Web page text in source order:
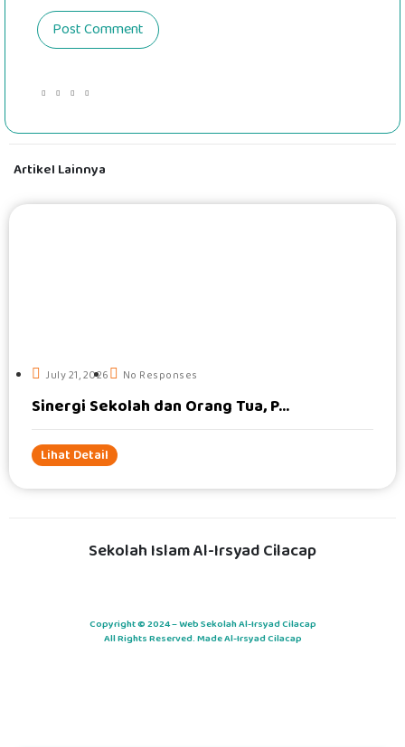
Artikel Lainnya
July 21, 2026 No Responses
Sinergi Sekolah dan Orang Tua, P...
Lihat Detail
Sekolah Islam Al-Irsyad Cilacap
Copyright © 2024 – Web Sekolah Al-Irsyad Cilacap
All Rights Reserved. Made Al-Irsyad Cilacap